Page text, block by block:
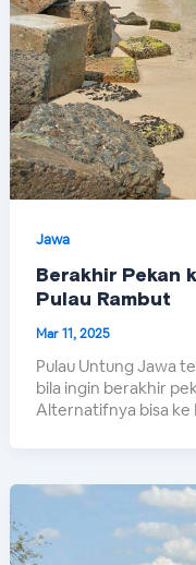
Jawa
Berakhir Pekan
Pulau Rambut
Mar 11, 2025
Pulau Untung Jawa
bila ingin berakhir
Alternatifnya bisa ke